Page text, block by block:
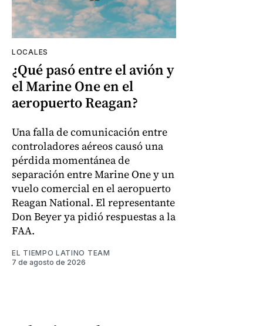
LOCALES
¿Qué pasó entre el avión y
el Marine One en el
aeropuerto Reagan?
Una falla de comunicación entre
controladores aéreos causó una
pérdida momentánea de
separación entre Marine One y un
vuelo comercial en el aeropuerto
Reagan National. El representante
Don Beyer ya pidió respuestas a la
FAA.
EL TIEMPO LATINO TEAM
7 de agosto de 2026